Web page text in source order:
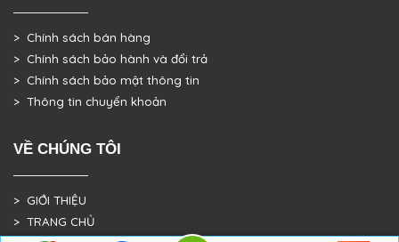
> Chính sách bán hàng
> Chính sách bảo hành và đổi trả
> Chính sách bảo mật thông tin
> Thông tin chuyển khoản
VỀ CHÚNG TÔI
> GIỚI THIỆU
> TRANG CHỦ